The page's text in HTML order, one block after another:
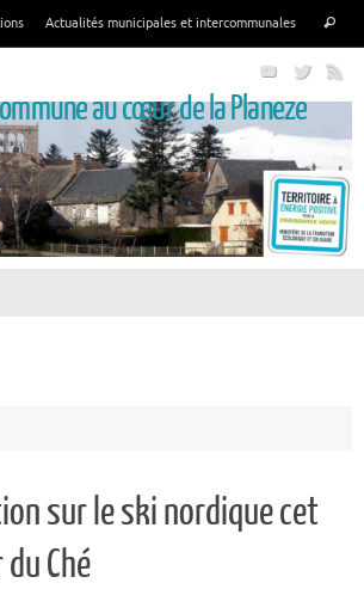
Actualités municipales et intercommunales
au cœur de la Planeze
sur le ski nordique cet
Ché